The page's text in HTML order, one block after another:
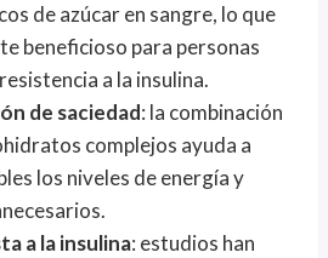
de azúcar en sangre, lo que
beneficioso para personas
a la insulina.
de saciedad: la combinación
complejos ayuda a
los niveles de energía y
a la insulina: estudios han